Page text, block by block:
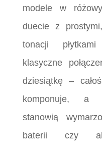
modele w
duecie z
tonacji
klasyczne
dziesiątkę –
komponuje, a
stanowią
baterii czy